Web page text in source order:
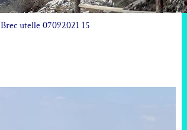
Brec utelle 07092021 15